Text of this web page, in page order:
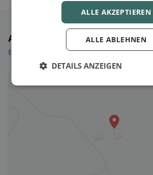
Ausgewählte Restaurants
Ein paar Picks, um sofort loszulegen.
ALLE AKZEPTIEREN
ALLE ABLEHNEN
DETAILS ANZEIGEN